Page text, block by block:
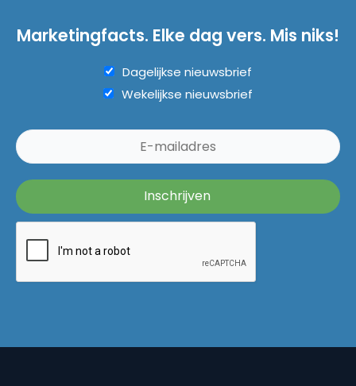
Marketingfacts. Elke dag vers. Mis niks!
Dagelijkse nieuwsbrief
Wekelijkse nieuwsbrief